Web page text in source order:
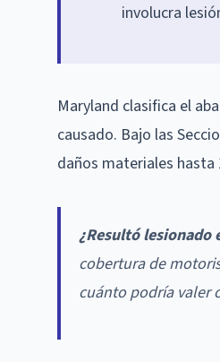
involucra
Maryland clasifica el
causado. Bajo las
daños materiales hasta
¿Resultó lesionado
cobertura de
cuánto podría valer